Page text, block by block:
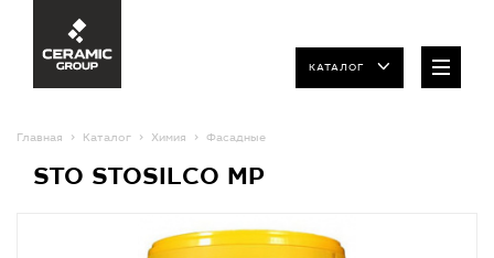
КАТАЛОГ
Главная Каталог Химия Фасадные
STO STOSILCO MP